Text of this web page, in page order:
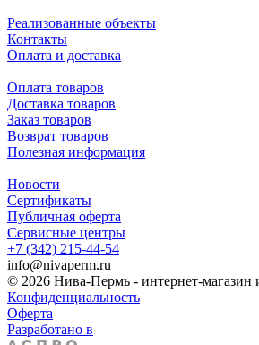
Реализованные объекты
Контакты
Оплата и доставка
Оплата товаров
Доставка товаров
Заказ товаров
Возврат товаров
Полезная информация
Новости
Сертификаты
Публичная оферта
Сервисные центры
+7 (342) 215-44-54
info@nivaperm.ru
© 2026 Нива-Пермь - интернет-магазин
Конфиденциальность
Оферта
Разработано в